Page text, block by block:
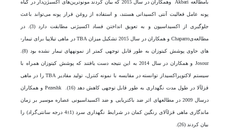
بامطالعه Akbari وهمکاران در سال 2015 که بیان کردند مونوترپن‌های اکسیژن‌دار در گیاه
پونه عامل فعالیت آنتی اکسیدانی هستند، و استفاده از روغن فرار پونه می‌تواند باعث
جلوگیری از اکسیداسیون و به تعویق انداختن فساد اکسیژنی مطابقت دارد (3). در
مطالعه‌یChaparro و همکاران در سال 2015 تشکیل میزان TBA در ماهی تیلاپیا برای تیمار­
های حاوی پوشش کیتوزان به طور قابل توجهی کمتر از نمونه­های تیمار نشده بود (8).
Josour و همکاران در سال 2014 به این نتیجه دست یافتند که پوشش کیتوزان همراه با
سیستم لاکتوپراکسیداز توانسته در مقایسه با نمونه کنترل، تولید مقادیر TBA را در ماهی
قزل­آلا در طول مدت نگهداری به طور قابل توجهی کاهش دهد (16). Pezeshk و همکاران
درسال 2009 در مطالعه‎ای اثر ضد باکتریایی و ضد اکسیداسیونی عصاره موسیر بر زمان
ماندگاری ماهی قزل­آلای رنگین کمان در شرایط نگهداری سرد (1±4 درجه سانتی‌گراد) را
بیان کردند (26).